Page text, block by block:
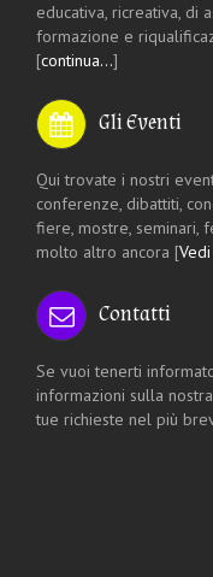
educativa, ricreativa, di
formazione e
[continua…]
Gli Eventi
Qui trovate i nostri
conferenze, dibattiti,
fiere, mostre, seminari,
molto altro ancora [
Contatti
Se vuoi tenerti
informazioni sulla
tue richieste nel più